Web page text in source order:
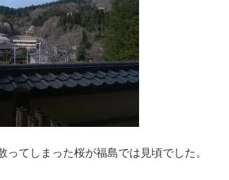
てしまった桜が福島では見頃でした。